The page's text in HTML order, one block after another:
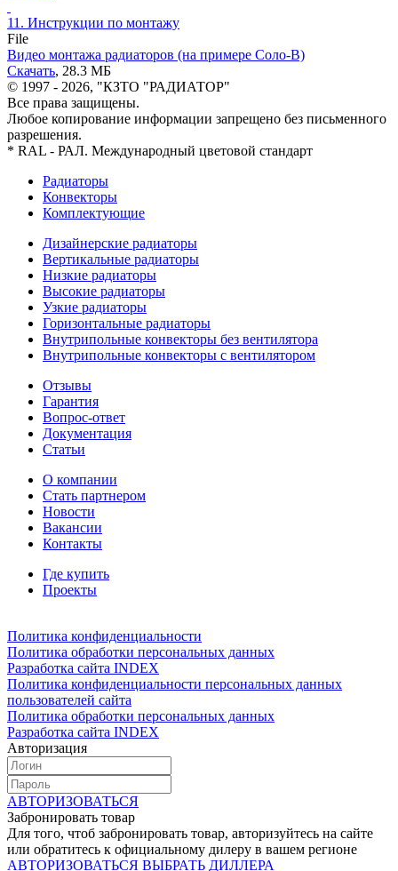
11. Инструкции по монтажу
File
Видео монтажа радиаторов (на примере Соло-В)
Скачать, 28.3 MБ
© 1997 - 2026, "КЗТО "РАДИАТОР"
Все права защищены.
Любое копирование информации запрещено без письменного
разрешения.
* RAL - РАЛ. Международный цветовой стандарт
Радиаторы
Конвекторы
Комплектующие
Дизайнерские радиаторы
Вертикальные радиаторы
Низкие радиаторы
Высокие радиаторы
Узкие радиаторы
Горизонтальные радиаторы
Внутрипольные конвекторы без вентилятора
Внутрипольные конвекторы с вентилятором
Отзывы
Гарантия
Вопрос-ответ
Документация
Статьи
О компании
Стать партнером
Новости
Вакансии
Контакты
Где купить
Проекты
Политика конфиденциальности
Политика обработки персональных данных
Разработка сайта INDEX
Политика конфиденциальности персональных данных
пользователей сайта
Политика обработки персональных данных
Разработка сайта INDEX
Авторизация
АВТОРИЗОВАТЬСЯ
Забронировать товар
Для того, чтоб забронировать товар, авторизуйтесь на сайте
или обратитесь к официальному дилеру в вашем регионе
АВТОРИЗОВАТЬСЯ ВЫБРАТЬ ДИЛЛЕРА